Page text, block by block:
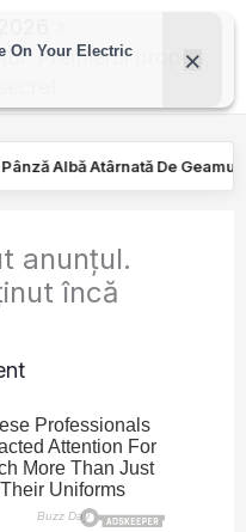
Premierul propus,
Unei Mașini. Semnalul…
anunțul.
încă